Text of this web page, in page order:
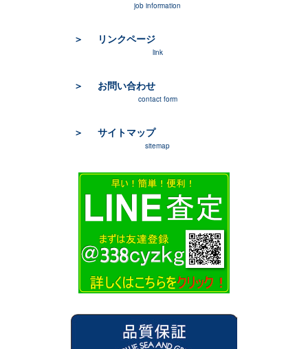
job information
リンクページ
link
お問い合わせ
contact form
サイトマップ
sitemap